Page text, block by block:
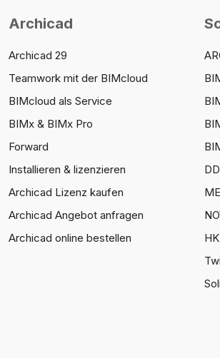
Archicad
Archicad 29
Teamwork mit der BIMcloud
BIMcloud als Service
BIMx & BIMx Pro
Forward
Installieren & lizenzieren
Archicad Lizenz kaufen
Archicad Angebot anfragen
Archicad online bestellen